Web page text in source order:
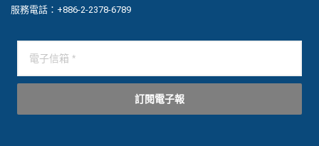
服務電話：+886-2-2378-6789
訂閱電子報